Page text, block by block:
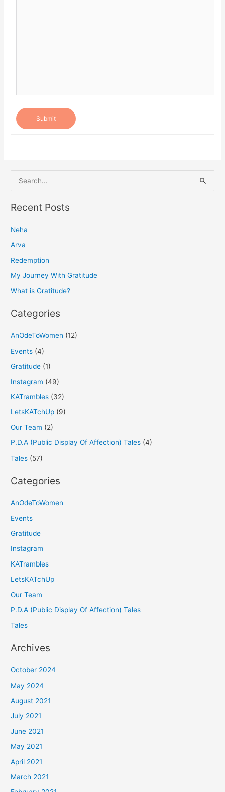
Submit
e
a
c
h
f
o
Recent Posts
Neha
Arva
Redemption
My Journey With Gratitude
What is Gratitude?
Categories
AnOdeToWomen (12)
Events (4)
Gratitude (1)
Instagram (49)
KATrambles (32)
LetsKATchUp (9)
Our Team (2)
P.D.A (Public Display Of Affection) Tales (4)
Tales (57)
Categories
AnOdeToWomen
Events
Gratitude
Instagram
KATrambles
LetsKATchUp
Our Team
P.D.A (Public Display Of Affection) Tales
Tales
Archives
October 2024
May 2024
August 2021
July 2021
June 2021
May 2021
April 2021
March 2021